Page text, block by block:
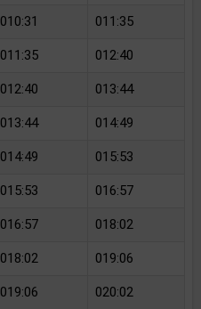
010:31 011:35
011:35 012:40
012:40 013:44
013:44 014:49
014:49 015:53
015:53 016:57
016:57 018:02
018:02 019:06
019:06 020:02